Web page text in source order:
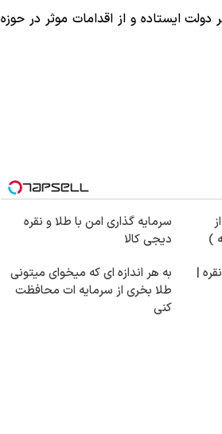
ایستاده و از اقدامات موثر در حوزه
سرمایه گذاری امن با طلا و نقره
دیجی کالا
|
به هر اندازه ای که میخوای میتونی
طلا بخری از سرمایه ات محافظت
کنی